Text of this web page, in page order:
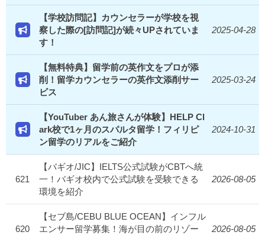
【学校訪問記】カウンセラーが学校を視
察した際の[訪問記]が続々UPされていま
す！
2025-04-28
【無料特典】留学前の英作文をプロが添
削！留学カウンセラーの英作文添削サー
ビス
2025-03-24
【YouTuber あん旅さんが体験】HELP Cl
ark校で1ヶ月のスパルタ留学！フィリピ
ン留学のリアルをご紹介
2024-10-31
621
【バギオ/JIC】IELTS公式試験がCBTへ統
一！バギオ校内で公式試験を受験できる
環境を紹介
2026-08-05
620
【セブ島/CEBU BLUE OCEAN】インフル
エンサー留学募集！海が目の前のリゾー
2026-08-05